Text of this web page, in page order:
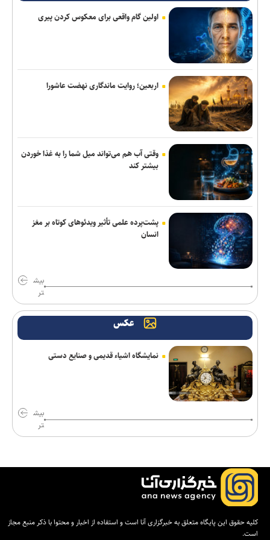
باد و آسمان نیمه‌ابری باشند
پزشکیان: جامعه امروز بیش از هر زمان به همدلی و اخلاق قرآنی نیاز
دارد
واگذاری طرح جداره سازی محوطه شهیدگاه شیخ صفی الدین اردبیلی
به دانشگاه آزاد مشکین شهر
زائر از کشورهای مختلف خدمت‌رسانی کرد
سامانه تخصصی قوانین تأمین اجتماعی راه‌اندازی شد
شعله‌های آتش جان باختند
خودروی لوکس، ۱۸۷ قطعه زمین و ۸۶ واحد آپارتمان
امروز پنجشنبه نبض ترافیک پایتخت به آرامی می‌زند
افزایش احتمال انتقال بیماری‌های مشترک بین انسان و حیوان با قاچاق
دام/ کنترل تب دنگی از مالاریا دشوارتر است
وزیر بهداشت: تکمیل بیمارستان ۱۷ شهریور برازجان تا اوایل سال آینده
هدف‌گذاری شده است
تکذیب شایعه معافیت سربازان فراری
حضور کودکان در شبکه‌های اجتماعی باعث افت عملکرد تحصیلی در
آینده خواهد شد
آغاز رسمی طرح هوش مصنوعی در مدارس سما استان تهران از مهر
ماه؛ توسعه به استان‌های دیگر در دستور کار
آتاری ۲۶۰۰ چطور بازی‌های ویدیویی را به پدیده‌ای جهانی تبدیل کرد
اولین گام واقعی برای معکوس کردن پیری
اربعین؛ روایت ماندگاری نهضت عاشورا
وقتی آب هم می‌تواند میل شما را به غذا خوردن
بیشتر کند
پشت‌پرده علمی تأثیر ویدئو‌های کوتاه بر مغز
انسان
بیش
تر
عکس
نمایشگاه اشیاء قدیمی و صنایع دستی
بیش
تر
کلیه حقوق این پایگاه متعلق به خبرگزاری آنا است و استفاده از اخبار و محتوا با ذکر منبع مجاز
است.